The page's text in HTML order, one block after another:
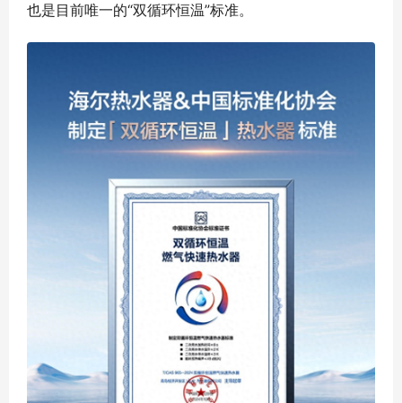
也是目前唯一的“双循环恒温”标准。